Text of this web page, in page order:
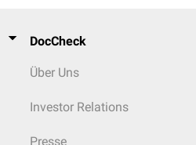
DocCheck
Über Uns
Investor Relations
Presse